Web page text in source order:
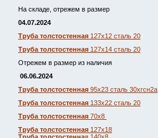
На складе, отрежем в размер
04.07.2024
Труба толстостенная 127х12 сталь 20
Труба толстостенная 127х14 сталь 20
Отрежем в размер из наличия
06.06.2024
Труба толстостенная 95х23 сталь 30хгсн2а
Труба толстостенная 133х22 сталь 20
Труба толстостенная 70х8
Труба толстостенная 127х18